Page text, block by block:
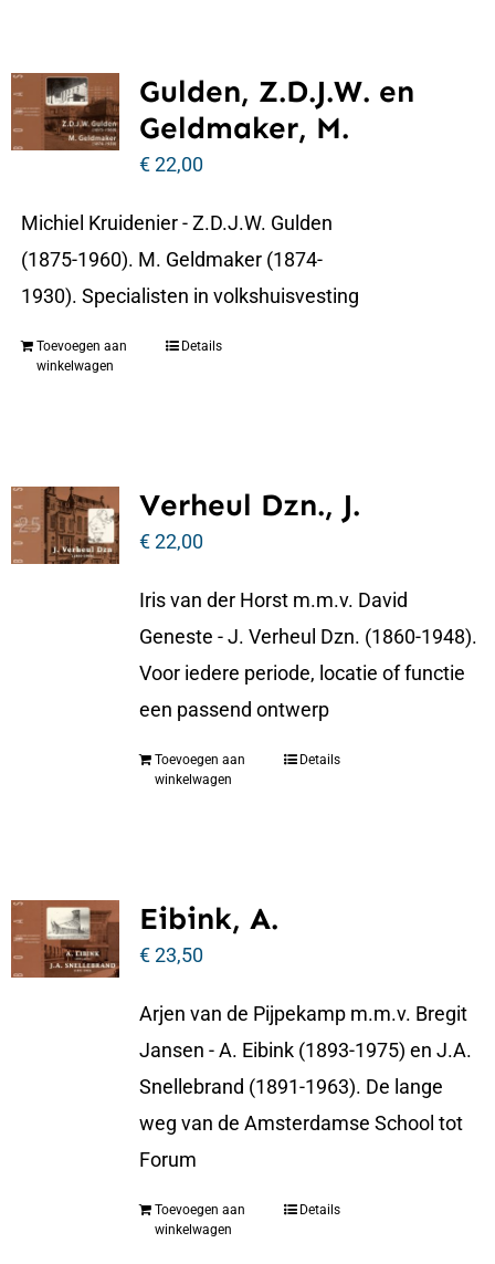
Gulden, Z.D.J.W. en
Geldmaker, M.
€22,00
Michiel Kruidenier - Z.D.J.W. Gulden
(1875-1960). M. Geldmaker (1874-
1930). Specialisten in volkshuisvesting
Toevoegen aan
winkelwagen
Details
Verheul Dzn., J.
€22,00
Iris van der Horst m.m.v. David
Geneste - J. Verheul Dzn. (1860-1948).
Voor iedere periode, locatie of functie
een passend ontwerp
Toevoegen aan
winkelwagen
Details
Eibink, A.
€23,50
Arjen van de Pijpekamp m.m.v. Bregit
Jansen - A. Eibink (1893-1975) en J.A.
Snellebrand (1891-1963). De lange
weg van de Amsterdamse School tot
Forum
Toevoegen aan
winkelwagen
Details